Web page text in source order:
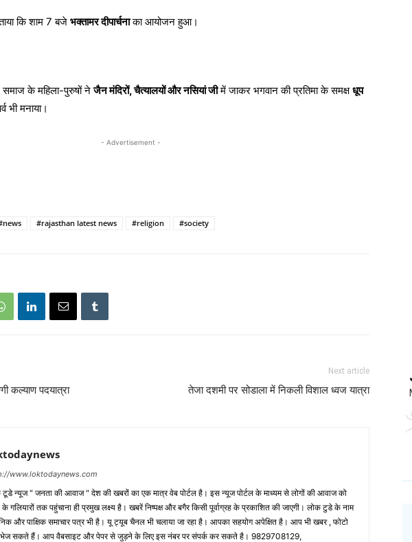
कि शाम 7 बजे भक्तामर दीपार्चनाका आयोजन हुआ।
के महिला-पुरुषों नेजैन मंदिरों, चैत्यालयों और नसियां जीमें जाकर भगवान की प्रतिमा के समक्षधूप
भी मनाया।
- Advertisement -
#rajasthan latest news #religion #society
कल्याण पदयात्रा
Next article
तेजा दशमी पर सोडाला में निकली विशाल ध्वज यात्रा
www.loktodaynews.com
न्यूज " जनता की आवाज " देश की खबरों का एक मात्र वेब पोर्टल है। इस न्यूज पोर्टल के माध्यम से लोगों की आवाज को
के गलियारों तक पहुंचाना ही प्रमुख लक्ष्य है। खबरें निष्पक्ष और बगैर किसी पूर्वाग्रह के प्रकाशित की जाएगी। लोक टुडे के नाम
और पाक्षिक समाचार पत्र भी है। यू ट्यूब चैनल भी चलाया जा रहा है। आपका सहयोग अपेक्षित है। आप भी खबर , फोटो
भेज सकते हैं। आप वैबसाइट और पेपर से जुड़ने के लिए इस नंबर पर संपर्क कर सकते है। 9829708129,